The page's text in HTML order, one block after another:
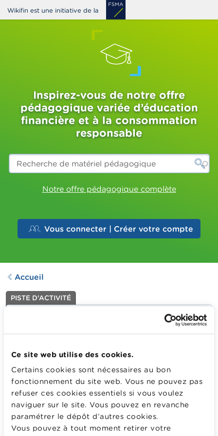
Ce site web utilise des cookies.
Certains cookies sont nécessaires au bon
fonctionnement du site web. Vous ne pouvez pas
refuser ces cookies essentiels si vous voulez
naviguer sur le site. Vous pouvez en revanche
paramétrer le dépôt d’autres cookies.
Vous pouvez à tout moment retirer votre
Aller
au
Wikifin est une initiative de la
Inspirez-vous de notre offre
pédagogique variée d’éducation
financière et à la consommation
responsable
Recherche
matériel
pédagogiqueNotre offre pédagogique complète
Vous connecter | Créer votre compte
Accueil
PISTE D’ACTIVITÉ
Création d’une grille
346 Downloads
Élaboration d’une grille budgétaire dans le cadre de
l’organisation d’une excursion scolaire. Par exemple :
une sortie au théâtre ou au cinéma, la visite d’une
exposition.
Plus d'information